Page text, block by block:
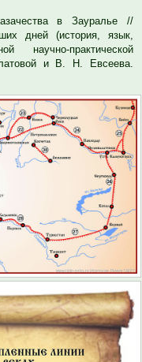
в Зауралье //
дней (история, язык,
научно-практической
и В. Н. Евсеева.